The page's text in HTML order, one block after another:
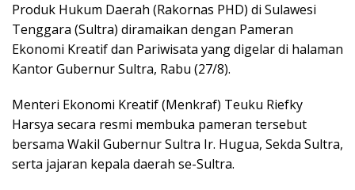
Produk Hukum Daerah (Rakornas PHD) di Sulawesi
Tenggara (Sultra) diramaikan dengan Pameran
Ekonomi Kreatif dan Pariwisata yang digelar di halaman
Kantor Gubernur Sultra, Rabu (27/8).
Menteri Ekonomi Kreatif (Menkraf) Teuku Riefky
Harsya secara resmi membuka pameran tersebut
bersama Wakil Gubernur Sultra Ir. Hugua, Sekda Sultra,
serta jajaran kepala daerah se-Sultra.